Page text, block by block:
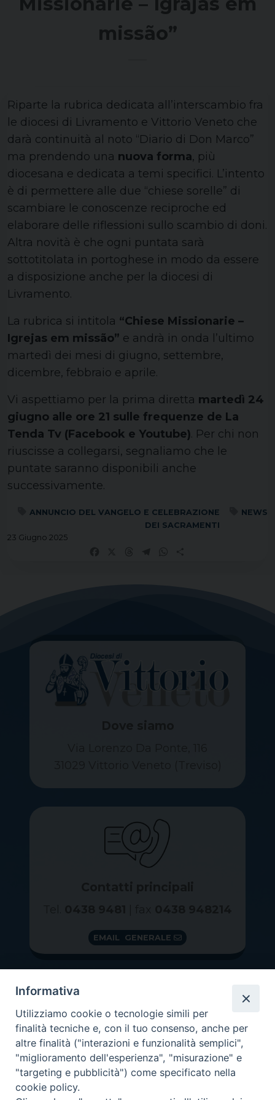
missão”
Riparte la rubrica dedicata all’interscambio fra
le diocesi di Livramento e Vittorio Veneto che
darà continuità al noto “Diario di Don Marco”
ma prendendo una nuova forma, più
diocesana e dedicata a temi specifici. L’intento
è di permettere alle due “chiese sorelle” di
scambiare le conoscenze reciproche ed
elaborare delle riflessioni sullo scambio di doni.
Altra novità è che ogni puntata sarà
sottotitolata in portoghese in modo da essere
a disposizione anche per la diocesi di
Livramento.
La rubrica si intitola “Chiese Missionarie –
Igrejas em missão” e andrà in onda l’ultimo
martedì dei mesi di giugno, settembre,
dicembre, febbraio e aprile.
Vi aspettiamo per la prima diretta martedì 24
giugno alle ore 21 sulle frequenze de La
Tenda Tv (Facebook e Youtube). Per chi non
riuscisse a collegarsi, segnaliamo che le
puntate saranno disponibili anche
successivamente.
ANNUNCIO DEL VANGELO E CELEBRAZIONE
DEI SACRAMENTI
NEWS
23 Giugno 2025
EMAIL GENERALE
GRAZIE PER IL TUO AIUTO
Informativa
Utilizziamo cookie o tecnologie simili per
finalità tecniche e, con il tuo consenso, anche per
altre finalità ("interazioni e funzionalità semplici",
"miglioramento dell'esperienza", "misurazione" e
"targeting e pubblicità") come specificato nella
cookie policy.